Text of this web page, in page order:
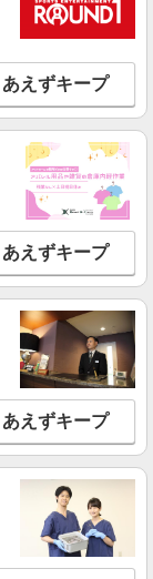
払い有/週払い有/交
を見る
業部/仙台オフィ
ッフ
いOK（規定あ
る
交通飯坂線「曽
勤務地をお選び下
を見る
事業部/仙台オフィ
ッフ
払いOK（規定あ
る
あえずキープ
あえずキープ
あえずキープ